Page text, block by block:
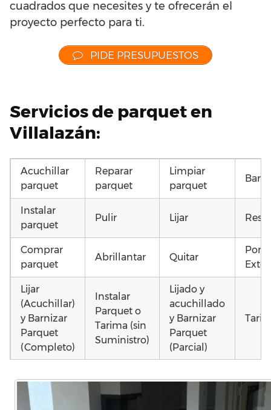
cuadrados que necesites y te ofrecerán el
proyecto perfecto para ti.
PIDE PRESUPUESTOS
Servicios de parquet en
Villalazán:
Acuchillar
parquet
Reparar
parquet
Limpiar
parquet
Instalar
parquet
Pulir Lijar
Comprar
parquet
Abrillantar Quitar
Lijar
(Acuchillar)
y Barnizar
Parquet
(Completo)
Instalar
Parquet o
Tarima (sin
Suministro)
Lijado y
acuchillado
y Barnizar
Parquet
(Parcial)
parquet o
Tarima